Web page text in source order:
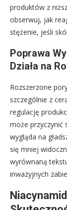
produktów z
obserwuj, jak
stężenie, jeśli
Poprawa
Działa na
Rozszerzone
szczególnie z
regulację
może przyczynić
wygląda na
się mniej
wyrównaną
inwazyjnych